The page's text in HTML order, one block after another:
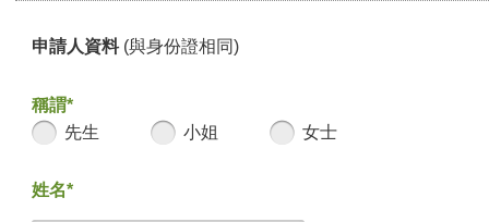
申請人資料 (與身份證相同)
稱謂*
先生
小姐 女士
姓名*